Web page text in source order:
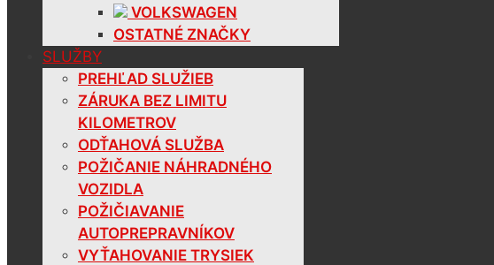
VOLKSWAGEN
OSTATNÉ ZNAČKY
SLUŽBY
PREHĽAD SLUŽIEB
ZÁRUKA BEZ LIMITU
KILOMETROV
ODŤAHOVÁ SLUŽBA
POŽIČANIE NÁHRADNÉHO
VOZIDLA
POŽIČIAVANIE
AUTOPREPRAVNÍKOV
VYŤAHOVANIE TRYSIEK